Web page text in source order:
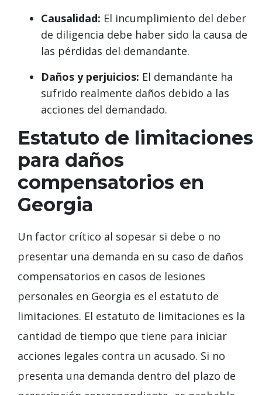
Causalidad: El incumplimiento del deber
de diligencia debe haber sido la causa de
las pérdidas del demandante.
Daños y perjuicios: El demandante ha
sufrido realmente daños debido a las
acciones del demandado.
Estatuto de limitaciones
para daños
compensatorios en
Georgia
Un factor crítico al sopesar si debe o no
presentar una demanda en su caso de daños
compensatorios en casos de lesiones
personales en Georgia es el estatuto de
limitaciones. El estatuto de limitaciones es la
cantidad de tiempo que tiene para iniciar
acciones legales contra un acusado. Si no
presenta una demanda dentro del plazo de